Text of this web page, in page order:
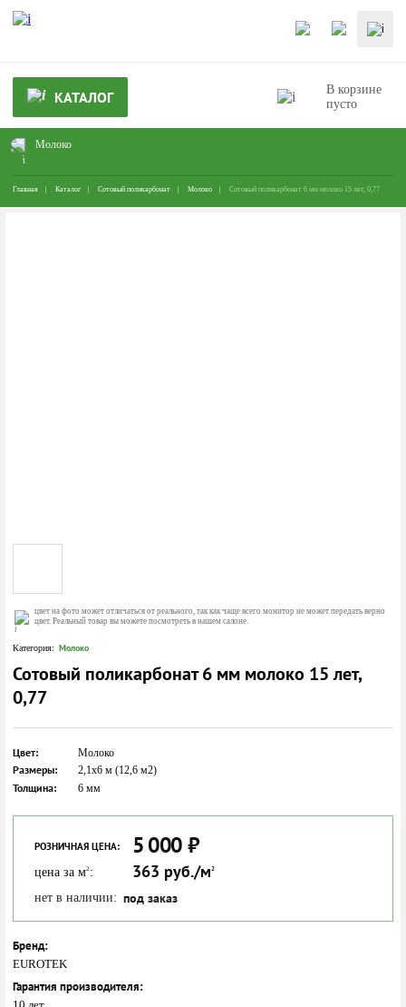
КАТАЛОГ
В корзине
пусто
Молоко
Главная Каталог Сотовый поликарбонат Молоко Сотовый поликарбонат 6 мм молоко 15 лет, 0,77
цвет на фото может отличаться от реального, так как чаще всего монитор не может передать верно
цвет. Реальный товар вы можете посмотреть в нашем салоне.
Категория: Молоко
Сотовый поликарбонат 6 мм молоко 15 лет,
0,77
Цвет: Молоко
Размеры: 2,1х6 м (12,6 м2)
Толщина: 6 мм
РОЗНИЧНАЯ ЦЕНА: 5 000₽
цена за м2 : 363 руб./м2
нет в наличии: под заказ
Бренд:
EUROTEK
Гарантия производителя: